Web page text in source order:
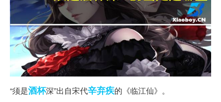
“须是酒杯深”出自宋代辛弃疾的《临江仙》。